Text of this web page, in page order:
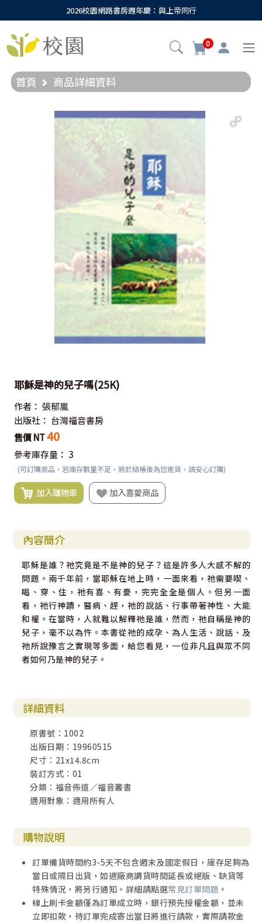
2026校園網路書房週年慶：與上帝同行
0
首頁 商品詳細資料
耶穌是神的兒子嗎(25K)
作者： 張郁嵐
出版社： 台灣福音書房
售價 NT40
參考庫存量： 3
(可訂購商品，若庫存數量不足，將於結帳後為您進貨，請安心訂購)
加入購物車 加入喜愛商品
內容簡介
耶穌是誰？祂究竟是不是神的兒子？這是許多人大感不解的
問題。兩千年前，當耶穌在地上時，一面來看，祂需要喫、
喝、穿、住，祂有喜、有憂，完完全全是個人。但另一面
看，祂行神蹟，醫病、趕，祂的說話、行事帶著神性、大能
和權。在當時，人就難以解釋祂是誰，然而，祂自稱是神的
兒子，毫不以為忤。本書從祂的成孕、為人生活、說話、及
祂所說豫言之實現等多面，給您看見，一位非凡且與眾不同
者如何乃是神的兒子。
詳細資料
原書號：1002
出版日期：19960515
尺寸：21x14.8cm
裝訂方式：01
分類：福音佈道／福音叢書
適用對象：適用所有人
購物說明
訂單備貨時間約3-5天不包含週末及國定假日，庫存足夠為
當日或隔日出貨，如遇廠商調貨時間延長或絕版、缺貨等
特殊情況，將另行通知。詳細請點選常見訂單問題 。
線上刷卡金額僅為訂單成立時，銀行預先授權金額，並未
立即扣款，待訂單完成寄出當日將進行請款，實際請款金